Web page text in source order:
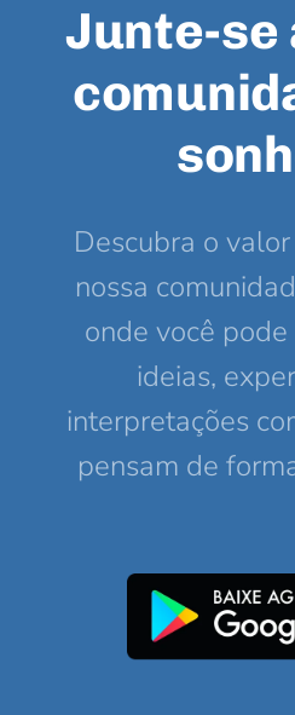
Junte-se
Descubra o
nossa
onde você
ideias,
interpretações
pensam de